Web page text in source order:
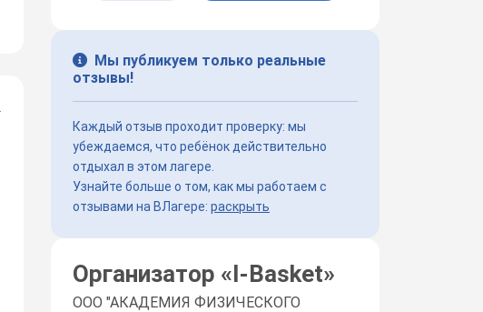
Мы публикуем только реальные
отзывы!
Каждый отзыв проходит проверку: мы
убеждаемся, что ребёнок действительно
отдыхал в этом лагере.
Узнайте больше о том, как мы работаем с
отзывами на ВЛагере: раскрыть
Организатор «I-Basket»
ООО "АКАДЕМИЯ ФИЗИЧЕСКОГО